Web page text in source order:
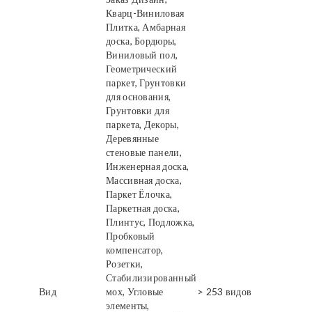
Вид
Кварц-Виниловая
Плитка, Амбарная
доска, Бордюры,
Виниловый пол,
Геометрический
паркет, Грунтовки
для основания,
Грунтовки для
паркета, Декоры,
Деревянные
стеновые панели,
Инженерная доска,
Массивная доска,
Паркет Ёлочка,
Паркетная доска,
Плинтус, Подложка,
Пробковый
компенсатор,
Розетки,
Стабилизированный
мох, Угловые
элементы,
> 253 видов